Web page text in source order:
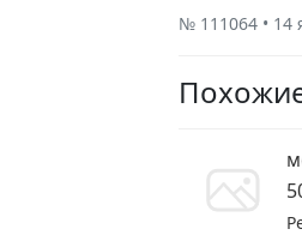
№ 111064 • 14